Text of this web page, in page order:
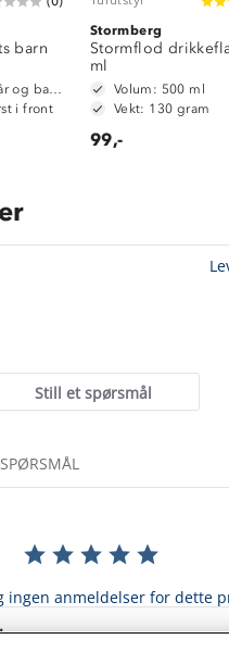
barn
i front
Stormberg
Stormflod
ml
Volum: 500 ml
Vekt: 130 gram
99,-
Still et spørsmål
SPØRSMÅL
ingen anmeldelser for dette
og SFO
oss?
barn
Norgesferien
og tips her⛰